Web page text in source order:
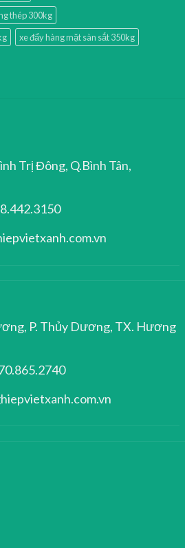
thép 300kg
xe đẩy hàng mặt sàn sắt 350kg
Trị Đông, Q.Bình Tân,
P. Thủy Dương, TX. Hương